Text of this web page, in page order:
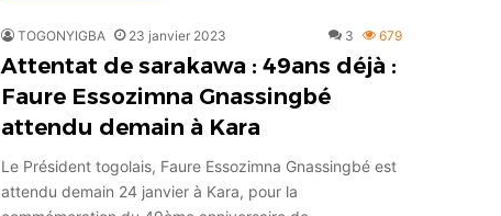
TOGONYIGBA 23 janvier 2023 3 679
Attentat de sarakawa : 49ans déjà :
Faure Essozimna Gnassingbé
attendu demain à Kara
Le Président togolais, Faure Essozimna Gnassingbé est
attendu demain 24 janvier à Kara, pour la